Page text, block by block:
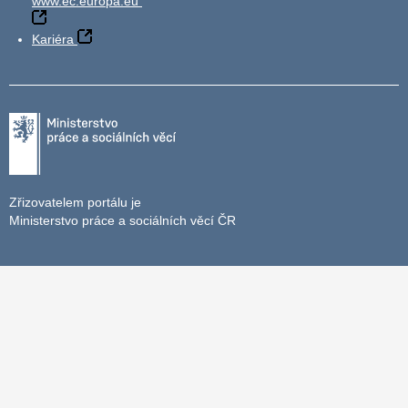
Kariéra
Zřizovatelem portálu je
Ministerstvo práce a sociálních věcí ČR